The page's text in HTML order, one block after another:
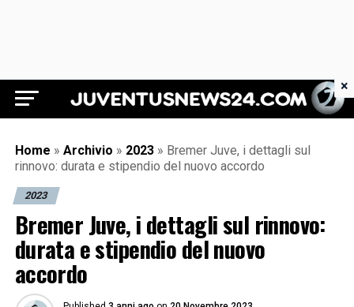
Juventus News 24
Home » Archivio » 2023 » Bremer Juve, i dettagli sul
rinnovo: durata e stipendio del nuovo accordo
2023
Bremer Juve, i dettagli sul rinnovo:
durata e stipendio del nuovo
accordo
×